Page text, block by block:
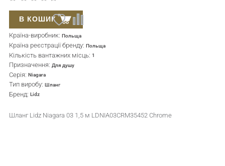
Країна-виробник: Польща
Країна реєстрації бренду: Польща
Кількість вантажних місць: 1
Призначення: Для душу
Серія: Niagara
Тип виробу: Шланг
Бренд: Lidz
Шланг Lidz Niagara 03 1,5 м LDNIA03CRM35452 Chrome
В КОШИК